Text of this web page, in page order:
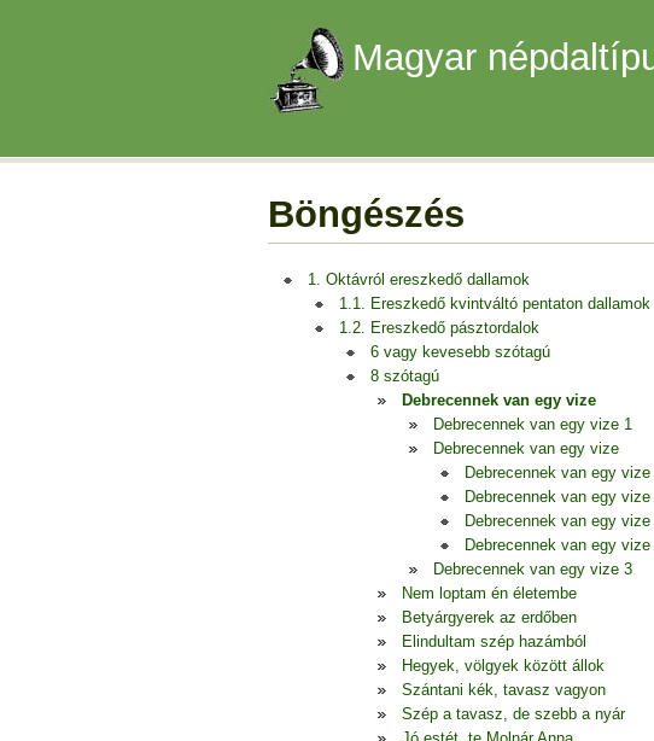
Magyar
Böngészés
1. Oktávról ereszkedő dallamok
1.1. Ereszkedő kvintváltó pentaton dallamok
1.2. Ereszkedő pásztordalok
6 vagy kevesebb szótagú
8 szótagú
Debrecennek van egy vize
Debrecennek van egy vize 1
Debrecennek van egy vize
Debrecennek van egy vize
Debrecennek van egy vize
Debrecennek van egy vize
Debrecennek van egy vize
Debrecennek van egy vize 3
Nem loptam én életembe
Betyárgyerek az erdőben
Elindultam szép hazámból
Hegyek, völgyek között állok
Szántani kék, tavasz vagyon
Szép a tavasz, de szebb a nyár